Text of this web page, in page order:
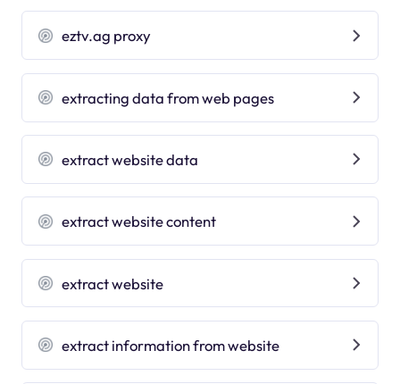
eztv.ag proxy
extracting data from web pages
extract website data
extract website content
extract website
extract information from website